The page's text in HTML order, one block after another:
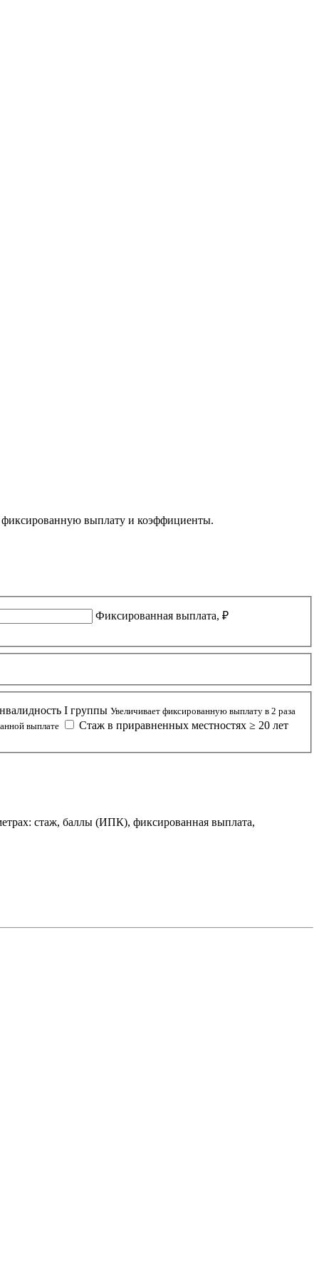
выплату и коэффициенты.
Фиксированная выплата, ₽
I группы Увеличивает фиксированную выплату в 2 раза
выплате Стаж в приравненных местностях ≥ 20 лет
стаж, баллы (ИПК), фиксированная выплата,